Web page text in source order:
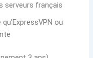
serveurs français
ou